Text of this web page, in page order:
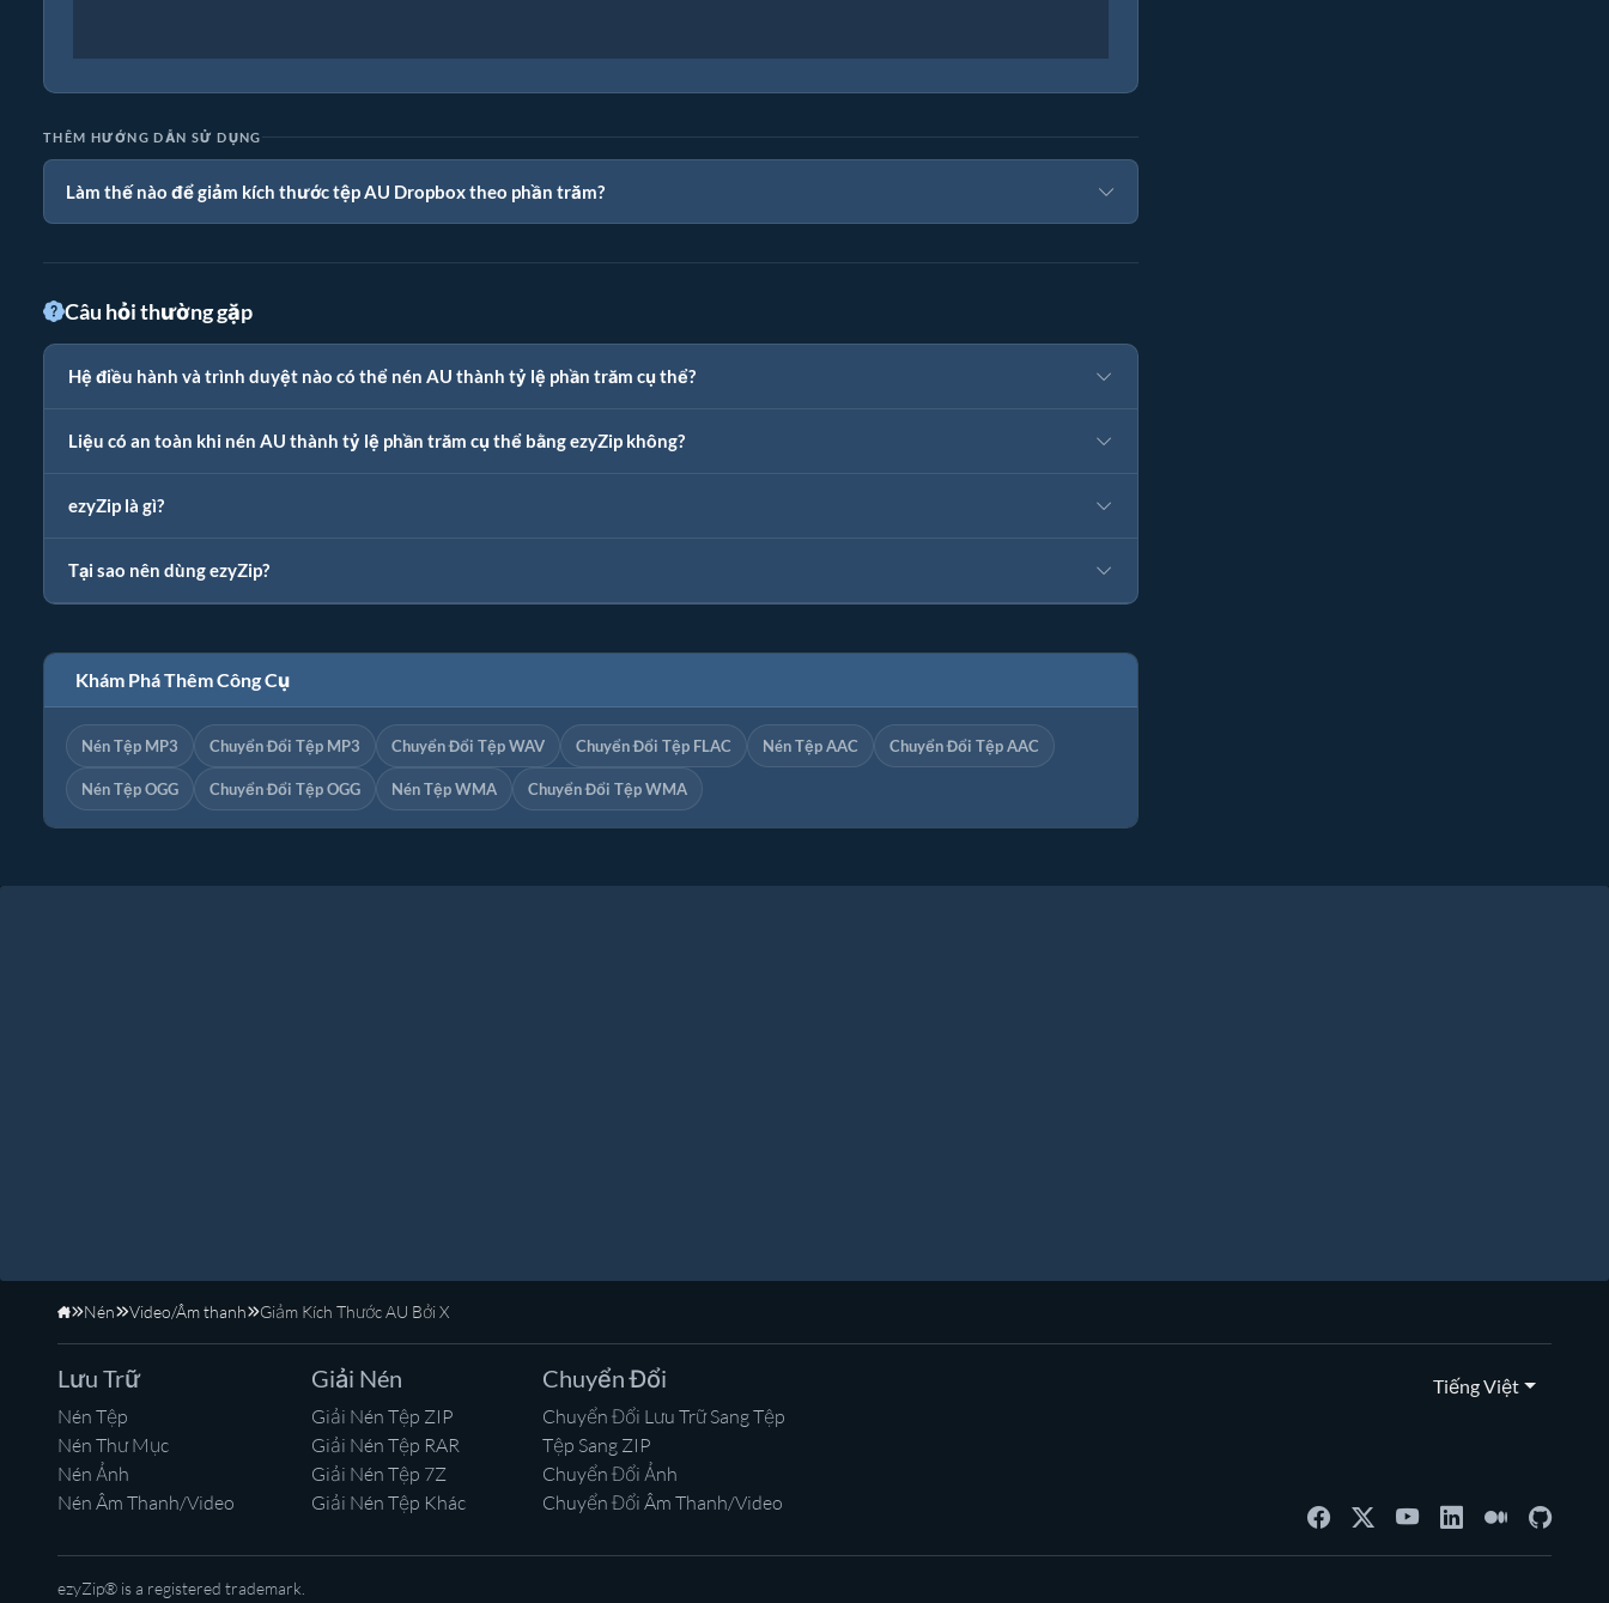
THÊM HƯỚNG DẪN SỬ DỤNG
Làm thế nào để giảm kích thước tệp AU Dropbox theo phần trăm?
Câu hỏi thường gặp
Hệ điều hành và trình duyệt nào có thể nén AU thành tỷ lệ phần trăm cụ thể?
Liệu có an toàn khi nén AU thành tỷ lệ phần trăm cụ thể bằng ezyZip không?
ezyZip là gì?
Tại sao nên dùng ezyZip?
Khám Phá Thêm Công Cụ
Nén Tệp MP3 Chuyển Đổi Tệp MP3 Chuyển Đổi Tệp WAV Chuyển Đổi Tệp FLAC Nén Tệp AAC Chuyển Đổi Tệp AAC
Nén Tệp OGG Chuyển Đổi Tệp OGG Nén Tệp WMA Chuyển Đổi Tệp WMA
Trang Chủ
Nén Video/Âm thanh Giảm Kích Thước AU Bởi X
Lưu Trữ
Nén Tệp
Nén Thư Mục
Nén Ảnh
Nén Âm Thanh/Video
Giải Nén
Giải Nén Tệp ZIP
Giải Nén Tệp RAR
Giải Nén Tệp 7Z
Giải Nén Tệp Khác
Chuyển Đổi
Chuyển Đổi Lưu Trữ Sang Tệp
Tệp Sang ZIP
Chuyển Đổi Ảnh
Chuyển Đổi Âm Thanh/Video
Tiếng Việt
ezyZip® is a registered trademark.